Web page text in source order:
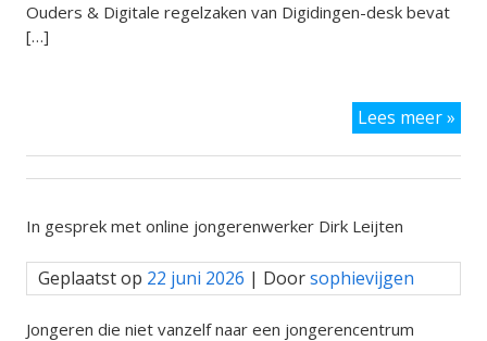
Ouders & Digitale regelzaken van Digidingen-desk bevat
[…]
Lees meer »
met
de
&
In gesprek met online jongerenwerker Dirk Leijten
Geplaatst op 22 juni 2026 | Doorsophievijgen
Jongeren die niet vanzelf naar een jongerencentrum